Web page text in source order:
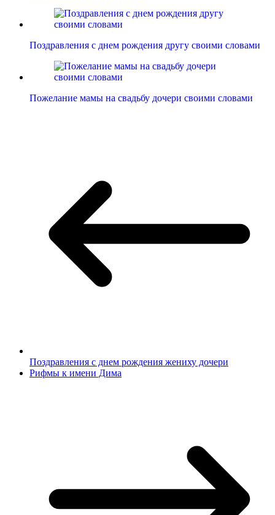
Поздравления с днем рождения другу своими словами
Пожелание мамы на свадьбу дочери своими словами
Поздравления с днем рождения жениху дочери
Рифмы к имени Дима